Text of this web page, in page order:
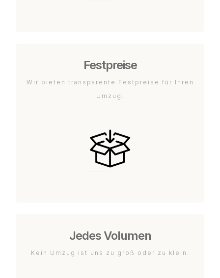
Festpreise
Wir bieten transparente Festpreise für Ihren
Umzug.
Jedes Volumen
Kein Umzug ist uns zu groß oder zu klein.